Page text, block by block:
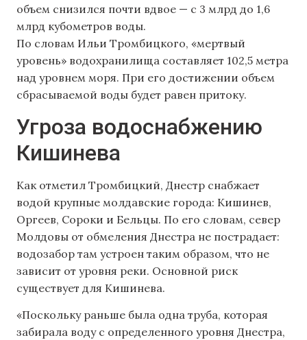
объем снизился почти вдвое — с 3 млрд до 1,6
млрд кубометров воды.
По словам Ильи Тромбицкого, «мертвый
уровень» водохранилища составляет 102,5 метра
над уровнем моря. При его достижении объем
сбрасываемой воды будет равен притоку.
Угроза водоснабжению
Кишинева
Как отметил Тромбицкий, Днестр снабжает
водой крупные молдавские города: Кишинев,
Оргеев, Сороки и Бельцы. По его словам, север
Молдовы от обмеления Днестра не пострадает:
водозабор там устроен таким образом, что не
зависит от уровня реки. Основной риск
существует для Кишинева.
«Поскольку раньше была одна труба, которая
забирала воду с определенного уровня Днестра,